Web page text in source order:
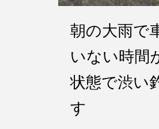
朝の大雨で
いない時間
状態で渋い
す